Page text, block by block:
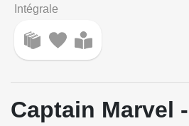
Intégrale
Captain Marvel -